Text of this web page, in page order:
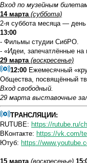
Вход по музейным
14 марта (суббота)
2-я суббота месяца —
13:00
- Фильмы студии СибРО.
- «Идеи, запечатлённые на
29 марта (воскресенье)
12:00 Ежемесячный
Общества, посвящённый
Вход свободный.
29 марта выставочные
ТРАНСЛЯЦИИ:
RUTUBE: https://rutube.ru/
ВКонтакте: https://vk.com/
Ютуб: https://
15 марта (воскресенье)